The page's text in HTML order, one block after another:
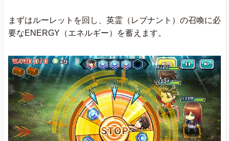
まずはルーレットを回し、英霊（レブナント）の召喚に必
要なENERGY（エネルギー）を蓄えます。